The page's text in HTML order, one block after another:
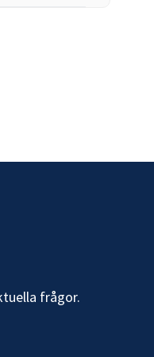
frågor.